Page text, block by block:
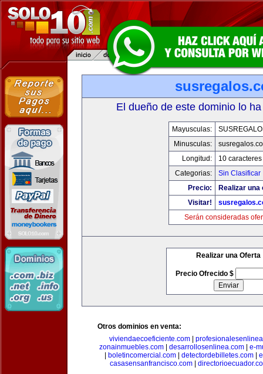
El dueño de este dominio lo
Mayusculas:
Minusculas:
Longitud:
10 caracteres
Categorias:
Sin Clasificar
Precio:
Realizar una
Visitar!
Serán consideradas
Realizar una Oferta
Precio Ofrecido $
Otros dominios en venta:
viviendaecoeficiente.com|
zonainmuebles.com| desarrollosenlinea.com| e-
boletincomercial.com detectordebilletes.com
casasensanfrancisco.com|